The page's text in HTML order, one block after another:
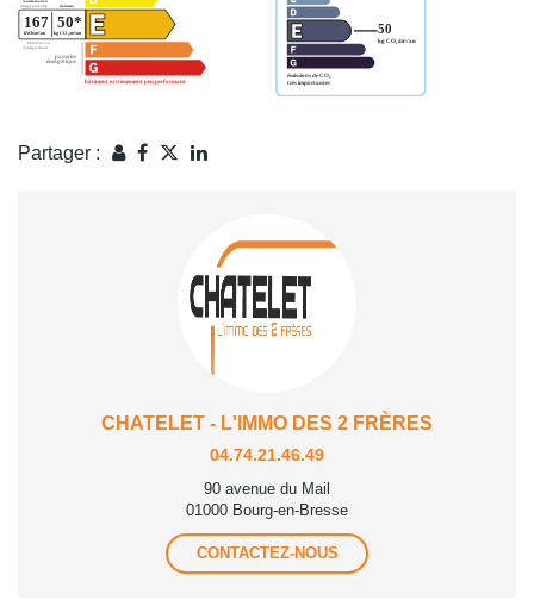
Partager :
CHATELET - L'IMMO DES 2 FRÈRES
04.74.21.46.49
90 avenue du Mail
01000 Bourg-en-Bresse
CONTACTEZ-NOUS